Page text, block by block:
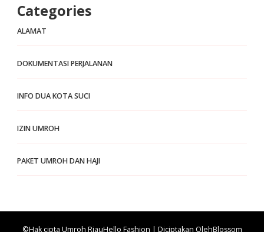
Categories
ALAMAT
DOKUMENTASI PERJALANAN
INFO DUA KOTA SUCI
IZIN UMROH
PAKET UMROH DAN HAJI
©Hak cipta Umroh RiauHello Fashion | Diciptakan OlehBlossom